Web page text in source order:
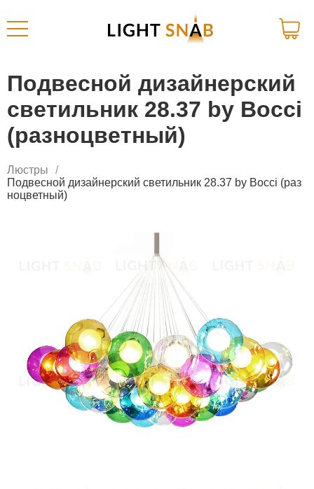
Подвесной дизайнерский
светильник 28.37 by Bocci
(разноцветный)
Люстры
Подвесной дизайнерский светильник 28.37 by Bocci (раз
ноцветный)